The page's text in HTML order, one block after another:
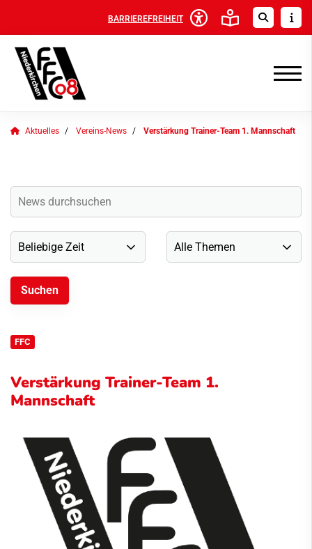
BARRIEREFREIHEIT
Aktuelles Vereins-News Verstärkung Trainer-Team 1. Mannschaft
FFC
Verstärkung Trainer-Team 1.
Mannschaft